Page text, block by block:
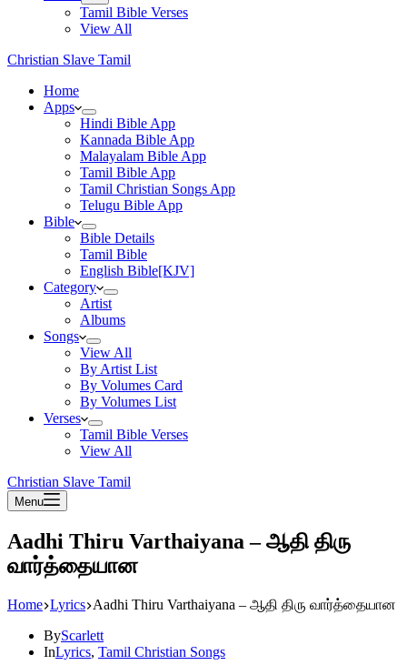
Tamil Bible Verses
View All
Christian Slave Tamil
Home
Apps
Hindi Bible App
Kannada Bible App
Malayalam Bible App
Tamil Bible App
Tamil Christian Songs App
Telugu Bible App
Bible
Bible Details
Tamil Bible
English Bible[KJV]
Category
Artist
Albums
Songs
View All
By Artist List
By Volumes Card
By Volumes List
Verses
Tamil Bible Verses
View All
Christian Slave Tamil
Menu
Aadhi Thiru Varthaiyana – ஆதி திரு
வார்த்தையான
Home Lyrics Aadhi Thiru Varthaiyana – ஆதி திரு வார்த்தையான
ByScarlett
InLyrics, Tamil Christian Songs